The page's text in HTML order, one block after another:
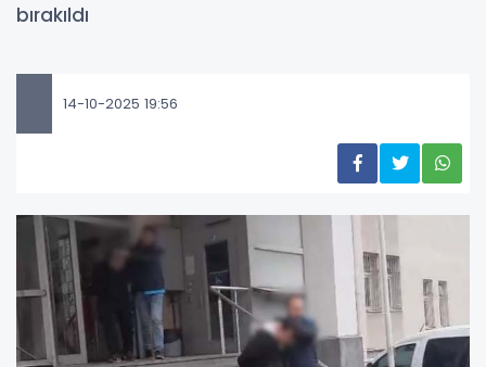
bırakıldı
14-10-2025 19:56